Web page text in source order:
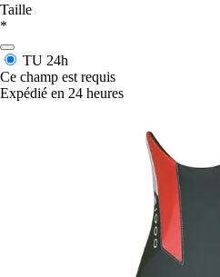
Taille
*
TU 24h
Ce champ est requis
Expédié en 24 heures